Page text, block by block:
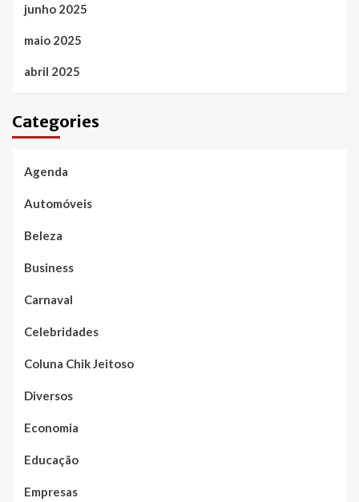
junho 2025
maio 2025
abril 2025
Categories
Agenda
Automóveis
Beleza
Business
Carnaval
Celebridades
Coluna Chik Jeitoso
Diversos
Economia
Educação
Empresas